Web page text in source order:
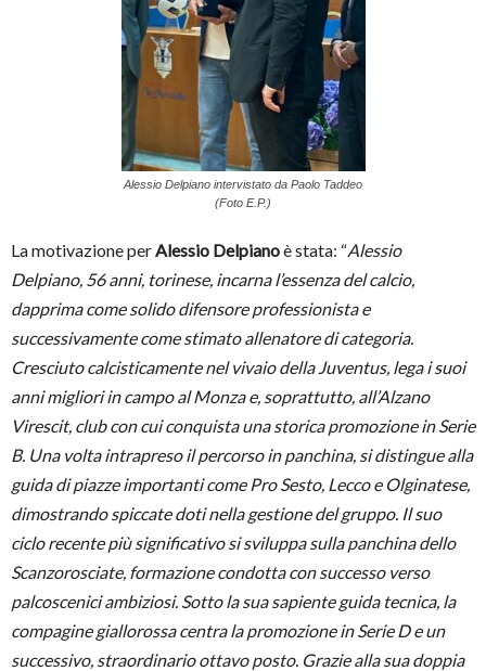
Alessio Delpiano intervistato da Paolo Taddeo
(Foto E.P.)
La motivazione perAlessio Delpianoè stata: “Alessio
Delpiano, 56 anni, torinese, incarna l’essenza del calcio,
dapprima come solido difensore professionista e
successivamente come stimato allenatore di categoria.
Cresciuto calcisticamente nel vivaio della Juventus, lega i suoi
anni migliori in campo al Monza e, soprattutto, all’Alzano
Virescit, club con cui conquista una storica promozione in Serie
B. Una volta intrapreso il percorso in panchina, si distingue alla
guida di piazze importanti come Pro Sesto, Lecco e Olginatese,
dimostrando spiccate doti nella gestione del gruppo. Il suo
ciclo recente più significativo si sviluppa sulla panchina dello
Scanzorosciate, formazione condotta con successo verso
palcoscenici ambiziosi. Sotto la sua sapiente guida tecnica, la
compagine giallorossa centra la promozione in Serie D e un
successivo, straordinario ottavo posto. Grazie alla sua doppia